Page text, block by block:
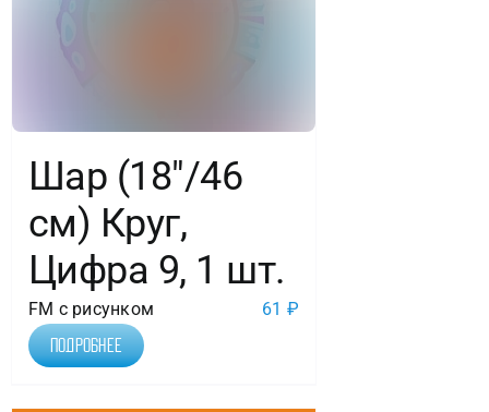
Шар (18″/46
см) Круг,
Цифра 9, 1 шт.
FM с рисунком 61 ₽
Подробнее